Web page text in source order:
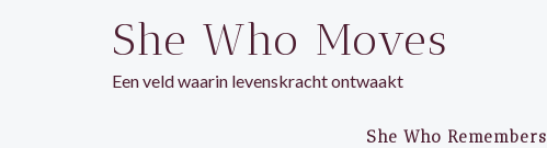
She Who Moves
Een veld waarin levenskracht ontwaakt
She Who Remembers